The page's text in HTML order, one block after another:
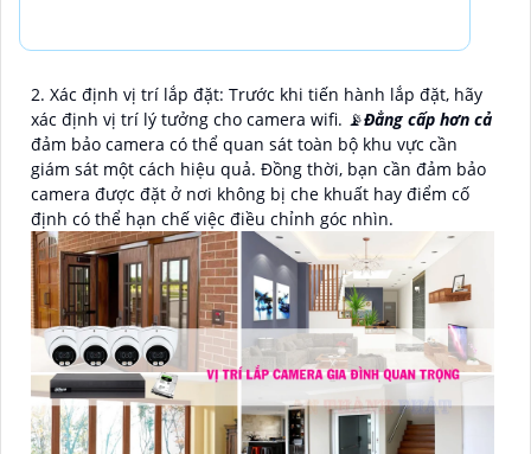
2. Xác định vị trí lắp đặt: Trước khi tiến hành lắp đặt, hãy
xác định vị trí lý tưởng cho camera wifi. 📡Đẳng cấp hơn cả
đảm bảo camera có thể quan sát toàn bộ khu vực cần
giám sát một cách hiệu quả. Đồng thời, bạn cần đảm bảo
camera được đặt ở nơi không bị che khuất hay điểm cố
định có thể hạn chế việc điều chỉnh góc nhìn.